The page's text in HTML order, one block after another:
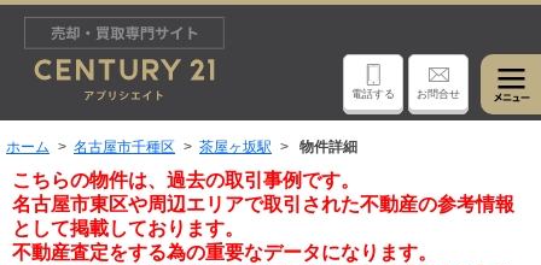
電話する お問合せ
ホーム 名古屋市千種区 茶屋ヶ坂駅 物件詳細
こちらの物件は、過去の取引事例です。
名古屋市東区や周辺エリアで取引された不動産の参考情報
として掲載しております。
不動産査定をする為の重要なデータになります。